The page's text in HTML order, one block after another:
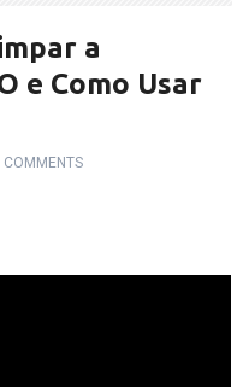
a
e Como Usar
COMMENTS